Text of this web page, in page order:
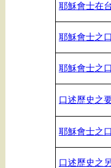
耶穌會士在
耶穌會士之
耶穌會士之
口述歷史之
耶穌會士之
口述歷史之